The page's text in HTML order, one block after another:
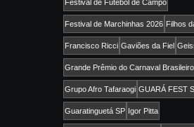
Festival de Futebol de Campo
Festival de Marchinhas 2026 Filhos
Francisco Ricci Gaviões da Fiel
Grande Prêmio do Carnaval
Grupo Afro Tafaraogi GUARÁ FEST
Guaratinguetá SP Igor Pitta